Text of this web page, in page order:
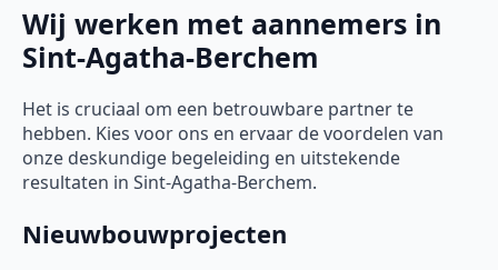
Wij werken met aannemers in
Sint-Agatha-Berchem
Het is cruciaal om een betrouwbare partner te
hebben. Kies voor ons en ervaar de voordelen van
onze deskundige begeleiding en uitstekende
resultaten in Sint-Agatha-Berchem.
Nieuwbouwprojecten